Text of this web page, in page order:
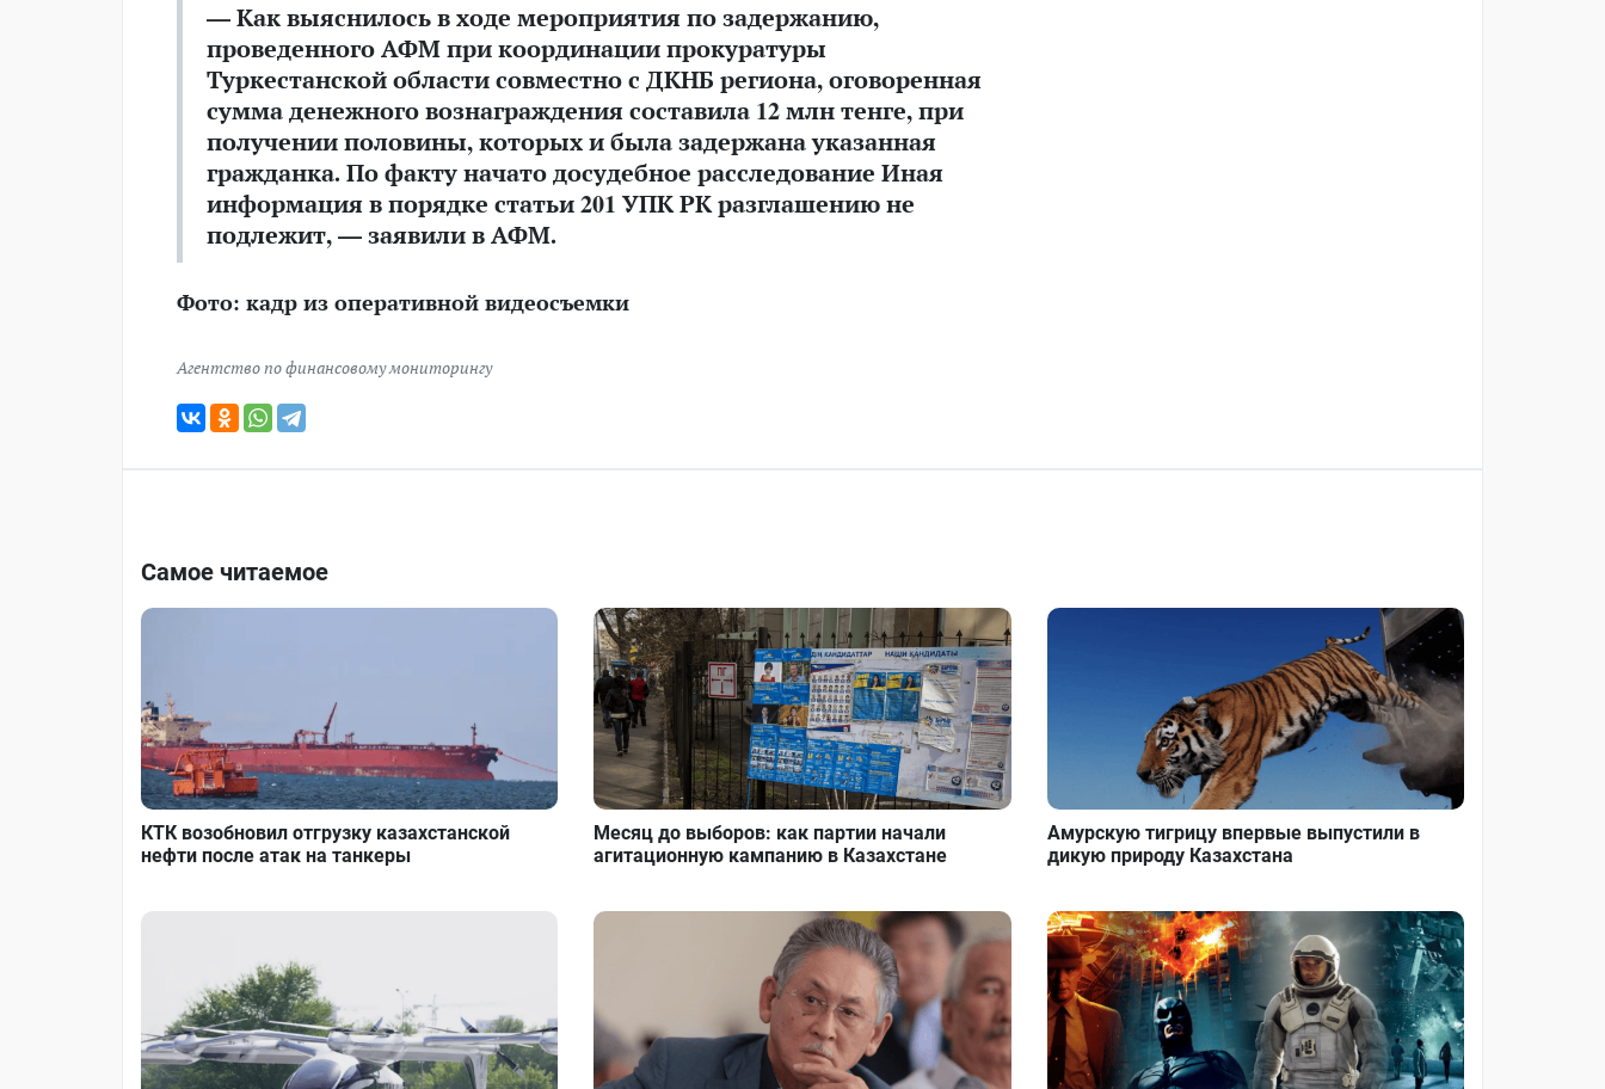
— Как выяснилось в ходе мероприятия по задержанию,
проведенного АФМ при координации прокуратуры
Туркестанской области совместно с ДКНБ региона, оговоренная
сумма денежного вознаграждения составила 12 млн тенге, при
получении половины, которых и была задержана указанная
гражданка. По факту начато досудебное расследование Иная
информация в порядке статьи 201 УПК РК разглашению не
подлежит, — заявили в АФМ.
Фото: кадр из оперативной видеосъемки
Агентство по финансовому мониторингу
Самое читаемое
КТК возобновил отгрузку казахстанской
нефти после атак на танкеры
Месяц до выборов: как партии начали
агитационную кампанию в Казахстане
Амурскую тигрицу впервые выпустили в
дикую природу Казахстана